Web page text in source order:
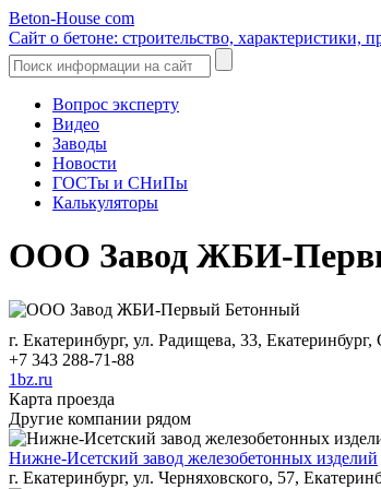
Beton-House com
Сайт о бетоне: строительство,
Вопрос эксперту
Видео
Заводы
Новости
ГОСТы и СНиПы
Калькуляторы
ООО Завод ЖБИ-
г. Екатеринбург, ул. Радищева, 33,
+7 343 288-71-88
1bz.ru
Карта проезда
Другие компании рядом
Нижне-Исетский завод железобетонных изделий
г. Екатеринбург, ул. Черняховского, 57,